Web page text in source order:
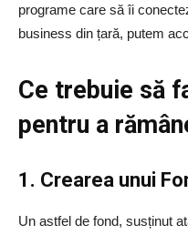
programe care să îi
business din țară, putem
Ce trebuie să
pentru a
1. Crearea unui
Un astfel de fond, susținut